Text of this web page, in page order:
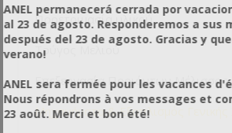
Προετοιμασία υλικού
Τρύγος Μελιού
Επεξεργασία Προιόντων Μέλισσας
Μηχανήματα & Εξοπλισμός Γενικής
ANEL permanecerá cerrada por
al 23 de agosto. Responderemos a sus
después del 23 de agosto. Gracias y
verano!
ANEL sera fermée pour les vacances
Nous répondrons à vos messages et
23 août. Merci et bon été!